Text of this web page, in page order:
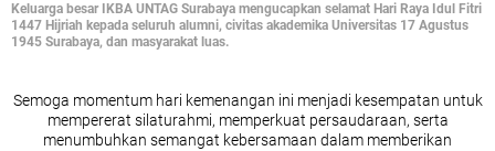
Keluarga besar IKBA UNTAG Surabaya mengucapkan selamat Hari Raya Idul Fitri
1447 Hijriah kepada seluruh alumni, civitas akademika Universitas 17 Agustus
1945 Surabaya, dan masyarakat luas.
Semoga momentum hari kemenangan ini menjadi kesempatan untuk
mempererat silaturahmi, memperkuat persaudaraan, serta
menumbuhkan semangat kebersamaan dalam memberikan